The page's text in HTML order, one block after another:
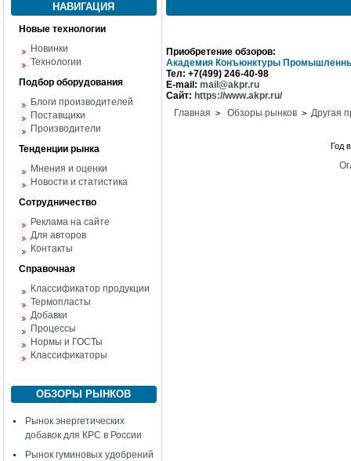
НАВИГАЦИЯ
Новые технологии
Новинки
Технологии
Подбор оборудования
Блоги производителей
Поставщики
Производители
Тенденции рынка
Мнения и оценки
Новости и статистика
Сотрудничество
Реклама на сайте
Для авторов
Контакты
Справочная
Классификатор продукции
Термопласты
Добавки
Процессы
Нормы и ГОСТы
Классификаторы
ОБЗОРЫ РЫНКОВ
Рынок энергетических
добавок для КРС в России
Рынок гуминовых удобрений
Приобретение обзоров:
Академия Конъюнктуры
Тел: +7(499) 246-40-98
E-mail: mail@akpr.ru
Сайт: https://www.akpr.ru/
Главная > Обзоры рынков > Другая
Год